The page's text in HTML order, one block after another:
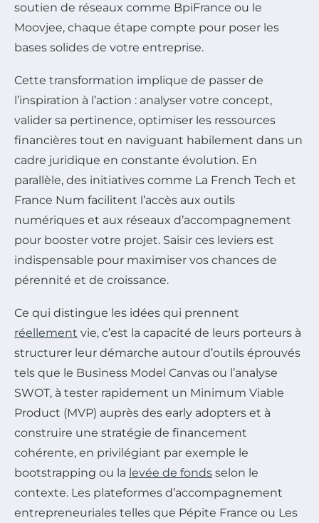
soutien de réseaux comme BpiFrance ou le
Moovjee, chaque étape compte pour poser les
bases solides de votre entreprise.
Cette transformation implique de passer de
l’inspiration à l’action : analyser votre concept,
valider sa pertinence, optimiser les ressources
financières tout en naviguant habilement dans un
cadre juridique en constante évolution. En
parallèle, des initiatives comme La French Tech et
France Num facilitent l’accès aux outils
numériques et aux réseaux d’accompagnement
pour booster votre projet. Saisir ces leviers est
indispensable pour maximiser vos chances de
pérennité et de croissance.
Ce qui distingue les idées qui prennent
réellement vie, c’est la capacité de leurs porteurs à
structurer leur démarche autour d’outils éprouvés
tels que le Business Model Canvas ou l’analyse
SWOT, à tester rapidement un Minimum Viable
Product (MVP) auprès des early adopters et à
construire une stratégie de financement
cohérente, en privilégiant par exemple le
bootstrapping ou la levée de fonds selon le
contexte. Les plateformes d’accompagnement
entrepreneuriales telles que Pépite France ou Les